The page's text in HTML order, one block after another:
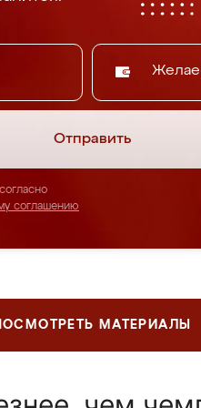
Отправить
соглашению
МАТЕРИАЛЫ